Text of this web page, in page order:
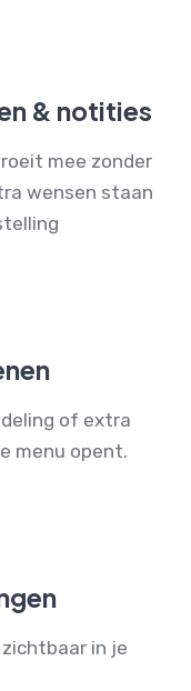
& notities
mee zonder
wensen staan
of extra
menu opent.
in je